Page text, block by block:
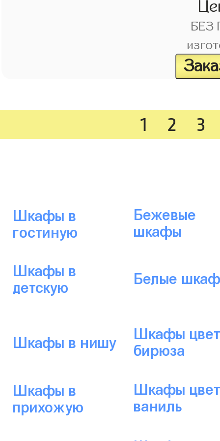
БЕЗ
1 2 3
Шкафы в
гостиную
Бежевые
шкафы
Шкафы в
детскую
Белые
Шкафы в нишу
Шкафы
бирюза
Шкафы в
прихожую
Шкафы
ваниль